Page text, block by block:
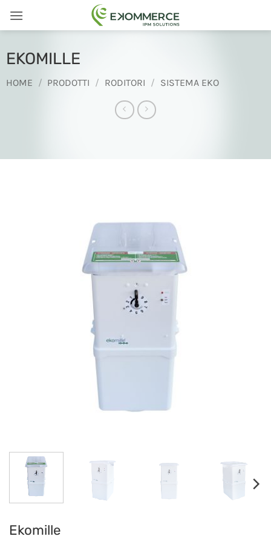
EKOMILLE
HOME / PRODOTTI / RODITORI / SISTEMA EKO
Ekomille